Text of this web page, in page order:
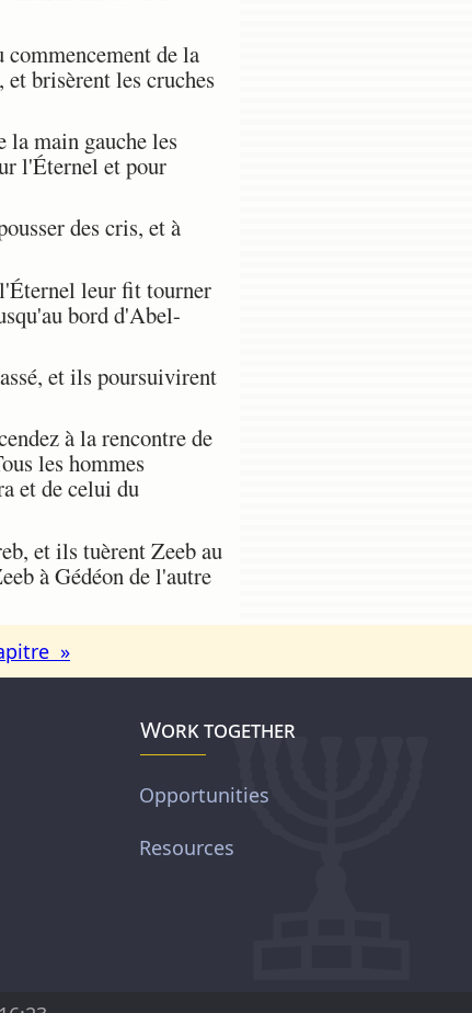
de la
brisèrent les cruches
la main gauche les
l'Éternel et pour
des cris, et à
leur fit tourner
bord d'Abel-
et ils poursuivirent
à la rencontre de
les hommes
et de celui du
et ils tuèrent Zeeb au
à Gédéon de l'autre
»
Work together
Opportunities
Resources